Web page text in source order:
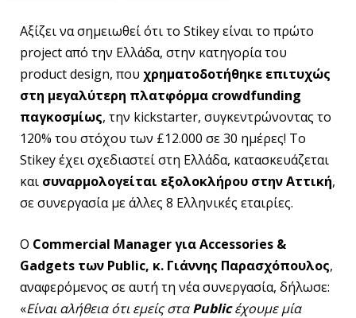
Αξίζει να σημειωθεί ότι το Stikey είναι το πρώτο
project από την Ελλάδα, στην κατηγορία του
product design, που χρηματοδοτήθηκε επιτυχώς
στη μεγαλύτερη πλατφόρμα crowdfunding
παγκοσμίως, την kickstarter, συγκεντρώνοντας το
120% του στόχου των £12.000 σε 30 ημέρες! Το
Stikey έχει σχεδιαστεί στη Ελλάδα, κατασκευάζεται
και συναρμολογείται εξολοκλήρου στην Αττική,
σε συνεργασία με άλλες 8 Ελληνικές εταιρίες.
Ο Commercial ManagerγιαAccessories &
Gadgets των Public, κ. Γιάννης Παρασχόπουλος,
αναφερόμενος σε αυτή τη νέα συνεργασία, δήλωσε:
«Είναι αλήθεια ότι εμείς σταPublicέχουμε μία